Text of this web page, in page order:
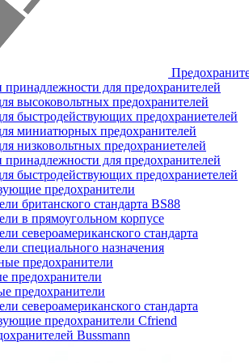
принадлежности для предохранителей
высоковольтных предохранителей
быстродействующих предохраниетелей
миниатюрных предохранителей
низковольтных предохраниетелей
принадлежности для предохранителей
быстродействующих предохраниетелей
предохранители
британского стандарта BS88
в прямоугольном корпусе
североамериканского стандарта
специального назначения
предохранители
предохранители
предохранители
североамериканского стандарта
предохранители Cfriend
Bussmann